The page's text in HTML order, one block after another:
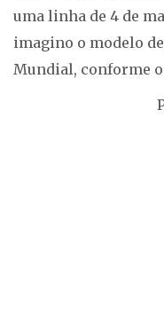
uma linha de 4 de
imagino o modelo
Mundial, conforme